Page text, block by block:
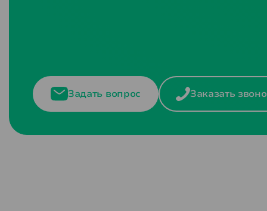
Задать вопрос Заказать